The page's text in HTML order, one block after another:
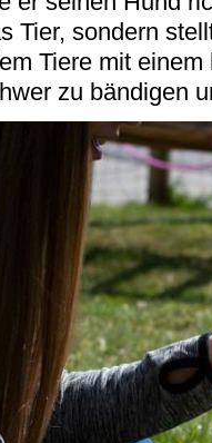
Tier, sondern
Tiere mit
zu bändigen